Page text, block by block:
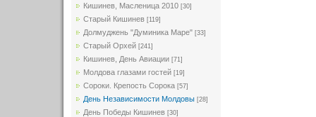
Кишинев, Масленица 2010 [30]
Старый Кишинев [119]
Долмуджень "Думиника Маре" [33]
Старый Орхей [241]
Кишинев, День Авиации [71]
Молдова глазами гостей [19]
Сороки. Крепость Сорока [57]
День Независимости Молдовы [28]
День Победы Кишинев [30]